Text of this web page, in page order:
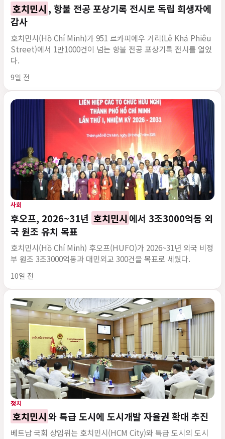
호치민시 , 항불 전공 포상기록 전시로 독립 희생자에
감사
호치민시(Hồ Chí Minh)가 951 르카피에우 거리(Lê Khả Phiêu
Street)에서 1만1000건이 넘는 항불 전공 포상기록 전시를 열었
다.
게시 시각
9일 전
사회
후오프, 2026~31년 호치민시 에서 3조3000억동 외
국 원조 유치 목표
호치민시(Hồ Chí Minh) 후오프(HUFO)가 2026~31년 외국 비정
부 원조 3조3000억동과 대민외교 300건을 목표로 세웠다.
게시 시각
10일 전
정치
호치민시와 특급 도시에 도시개발 자율권 확대 추진
베트남 국회 상임위는 호치민시(HCM City)와 특급 도시의 도시